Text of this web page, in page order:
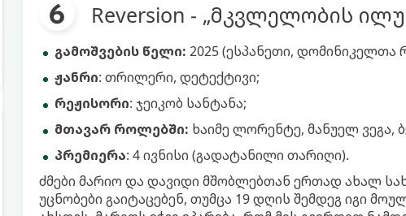
Reversion - „მკვლელობის
გამოშვების წელი: 2025 (ესპანეთი, დომინიკელთა
ჟანრი: თრილერი, დეტექტივი;
რეჟისორი: ჯეიკობ სანტანა;
მთავარ როლებში: ხაიმე ლორენტე, მანუელ ვეგა,
პრემიერა: 4 ივნისი (გადატანილი თარიღი).
ძმები მარიო და დავიდი მშობლებთან ერთად ახალ
უცნობები გაიტაცებენ, თუმცა 19 დღის შემდეგ იგი